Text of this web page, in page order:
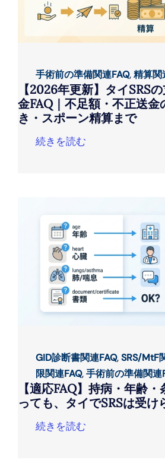
手術前の準備関連FAQ,精算関
【2026年更新】タイSRS
金FAQ｜不足額・不正送金
き・スポーン精算まで
続きを読む
GID診断書関連FAQ,SRS/MtF
限関連FAQ,手術前の準備関連
【適応FAQ】持病・年齢
っても、タイでSRSは受け
続きを読む